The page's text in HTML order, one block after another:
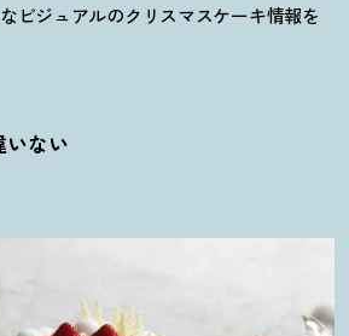
ビジュアルのクリスマスケーキ情報を
いない